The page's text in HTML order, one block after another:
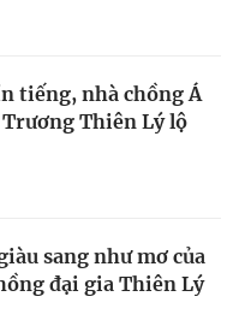
tiếng, nhà chồng Á
Thiên Lý lộ
sang như mơ của
đại gia Thiên Lý